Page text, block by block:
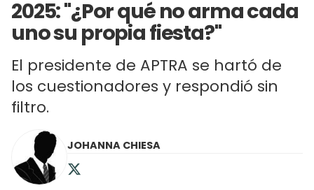
2025: "¿Por qué no arma cada
uno su propia fiesta?"
El presidente de APTRA se hartó de
los cuestionadores y respondió sin
filtro.
JOHANNA CHIESA